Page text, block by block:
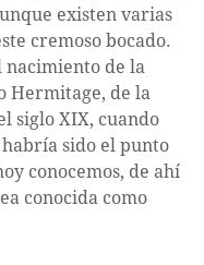
existen varias
cremoso bocado.
nacimiento de la
Hermitage, de la
siglo XIX, cuando
sido el punto
conocemos, de ahí
conocida como